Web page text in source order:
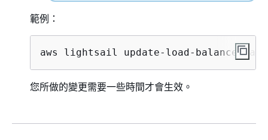
範例：
aws lightsail update-load-balancer-
您所做的變更需要一些時間才會生效。